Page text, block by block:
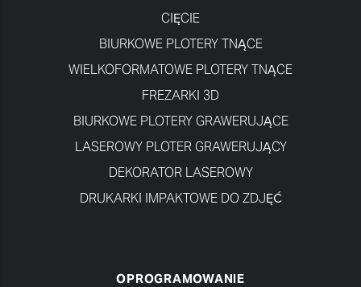
CIĘCIE
BIURKOWE PLOTERY TNĄCE
WIELKOFORMATOWE PLOTERY TNĄCE
FREZARKI 3D
BIURKOWE PLOTERY GRAWERUJĄCE
LASEROWY PLOTER GRAWERUJĄCY
DEKORATOR LASEROWY
DRUKARKI IMPAKTOWE DO ZDJĘĆ
OPROGRAMOWANIE